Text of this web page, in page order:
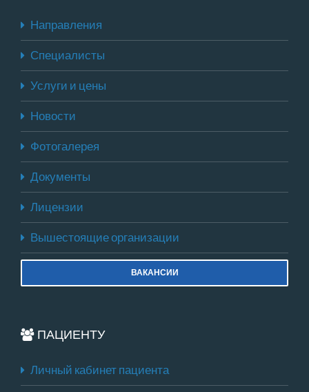
Направления
Специалисты
Услуги и цены
Новости
Фотогалерея
Документы
Лицензии
Вышестоящие организации
ВАКАНСИИ
ПАЦИЕНТУ
Личный кабинет пациента